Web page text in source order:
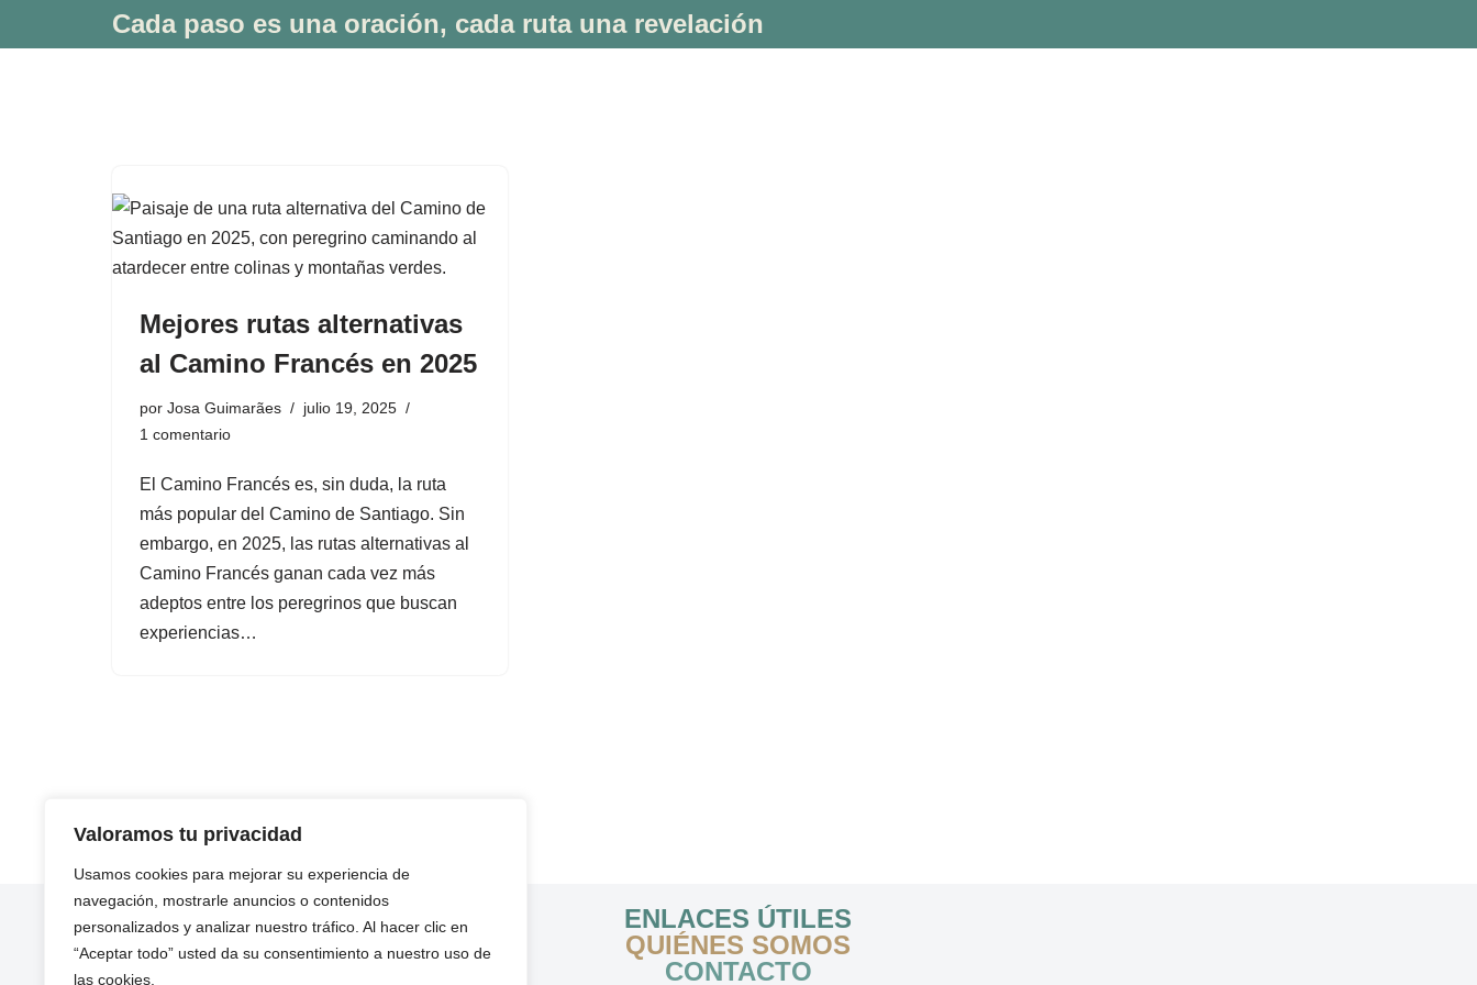
Valoramos tu privacidad
Usamos cookies para mejorar su experiencia de
navegación, mostrarle anuncios o contenidos
personalizados y analizar nuestro tráfico. Al hacer clic en
“Aceptar todo” usted da su consentimiento a nuestro uso de
las cookies.
Cada paso es una oración, cada ruta una revelación
Mejores rutas alternativas
al Camino Francés en 2025
por Josa Guimarães
julio 19, 2025
1 comentario
El Camino Francés es, sin duda, la ruta
más popular del Camino de Santiago. Sin
embargo, en 2025, las rutas alternativas al
Camino Francés ganan cada vez más
adeptos entre los peregrinos que buscan
experiencias…
ENLACES ÚTILES
QUIÉNES SOMOS
CONTACTO